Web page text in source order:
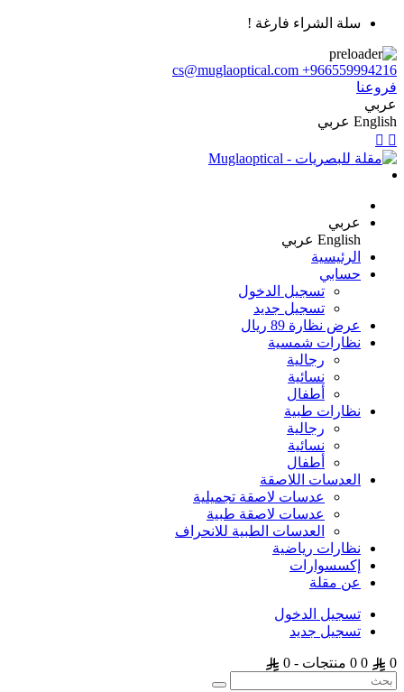
سلة الشراء فارغة !
cs@muglaoptical.com +966559994216
فروعنا
عربي
English عربي
عربي
English عربي
الرئيسية
حسابي
تسجيل الدخول
تسجيل جديد
عرض نظارة 89 ريال
نظارات شمسية
رجالية
نسائية
أطفال
نظارات طبية
رجالية
نسائية
أطفال
العدسات اللاصقة
عدسات لاصقة تجميلية
عدسات لاصقة طبية
العدسات الطبية للانحراف
نظارات رياضية
إكسسوارات
عن مقلة
تسجيل الدخول
تسجيل جديد
0
0 0 منتجات - 0